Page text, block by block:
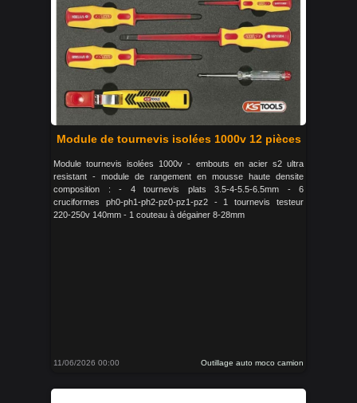
Module de tournevis isolées 1000v 12 pièces
Module tournevis isolées 1000v - embouts en acier s2 ultra
resistant - module de rangement en mousse haute densite
composition : - 4 tournevis plats 3.5-4-5.5-6.5mm - 6
cruciformes ph0-ph1-ph2-pz0-pz1-pz2 - 1 tournevis testeur
220-250v 140mm - 1 couteau à dégainer 8-28mm
11/06/2026 00:00 Outillage auto moco camion